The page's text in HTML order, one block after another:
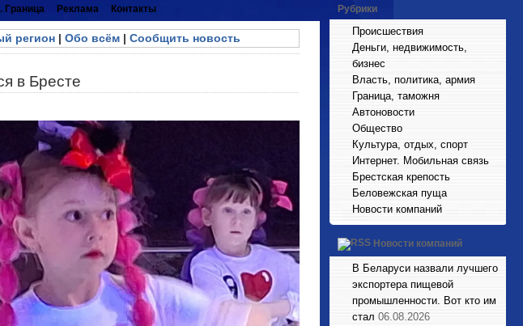
Граница Реклама Контакты
регион| Обо всём| Сообщить новость
в Бресте
Рубрики
Происшествия
Деньги, недвижимость,
бизнес
Власть, политика, армия
Граница, таможня
Автоновости
Общество
Культура, отдых, спорт
Интернет. Мобильная связь
Брестская крепость
Беловежская пуща
Новости компаний
Новости компаний
В Беларуси назвали лучшего
экспортера пищевой
промышленности. Вот кто им
стал 06.08.2026